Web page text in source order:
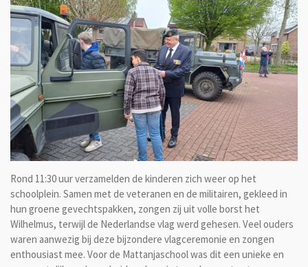
Rond 11:30 uur verzamelden de kinderen zich weer op het
schoolplein. Samen met de veteranen en de militairen, gekleed in
hun groene gevechtspakken, zongen zij uit volle borst het
Wilhelmus, terwijl de Nederlandse vlag werd gehesen. Veel ouders
waren aanwezig bij deze bijzondere vlagceremonie en zongen
enthousiast mee. Voor de Mattanjaschool was dit een unieke en